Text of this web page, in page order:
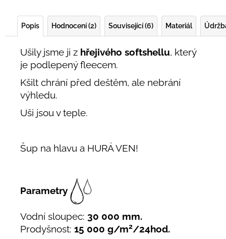
Popis Hodnocení (2) Související (6) Materiál
Ušily jsme ji z hřejivého softshellu, který
je podlepený fleecem.
Kšilt chrání před deštěm, ale nebrání
výhledu.
Uši jsou v teple.
Šup na hlavu a HURÁ VEN!
Parametry
Vodní sloupec: 30 000 mm.
Prodyšnost: 15 000 g/m2/24hod.